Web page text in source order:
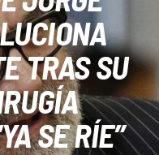
WEB
TRAS SU
SE RÍE”